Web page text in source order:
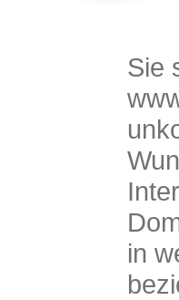
Sie
in